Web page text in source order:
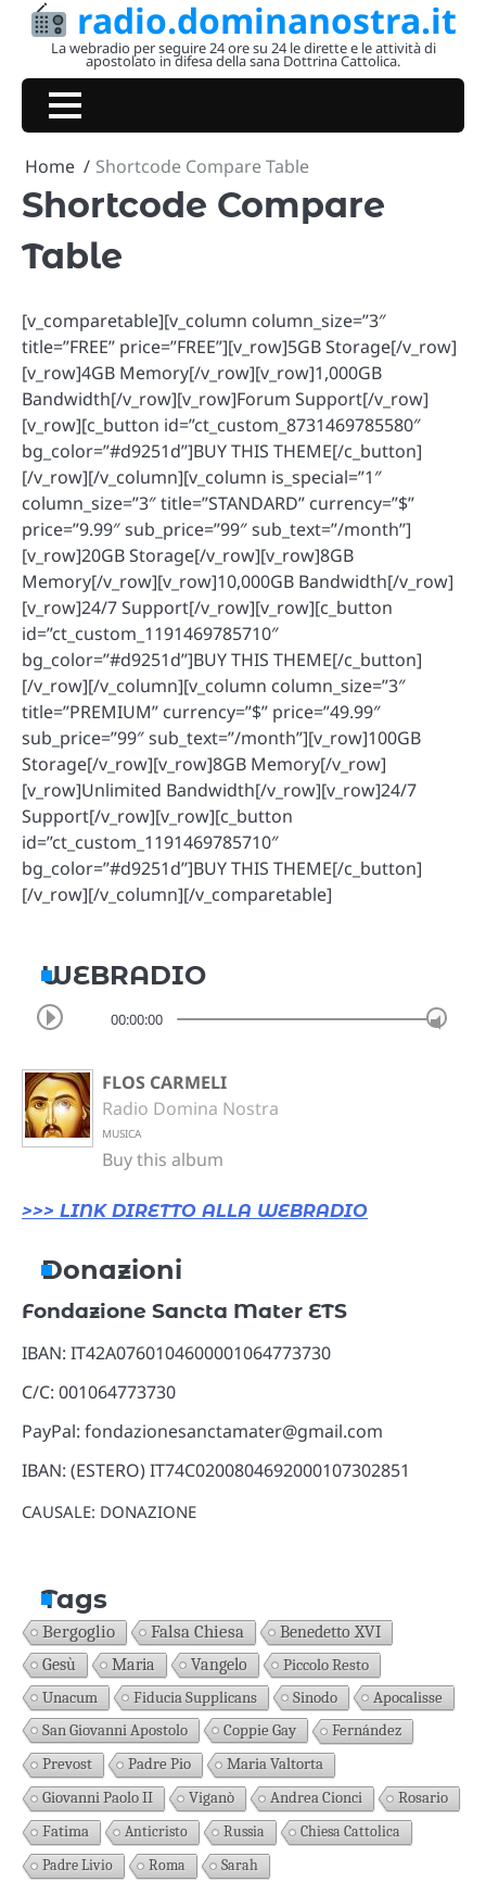
Skip
radio.dominanostra.it
La webradio per seguire 24 ore su 24 le dirette e le attività di
apostolato in difesa della sana Dottrina Cattolica.
Home Shortcode Compare Table
Shortcode Compare
Table
[v_comparetable][v_column column_size=”3″
title=”FREE” price=”FREE”][v_row]5GB Storage[/v_row]
[v_row]4GB Memory[/v_row][v_row]1,000GB
Bandwidth[/v_row][v_row]Forum Support[/v_row]
[v_row][c_button id=”ct_custom_8731469785580″
bg_color=”#d9251d”]BUY THIS THEME[/c_button]
[/v_row][/v_column][v_column is_special=”1″
column_size=”3″ title=”STANDARD” currency=”$”
price=”9.99″ sub_price=”99″ sub_text=”/month”]
[v_row]20GB Storage[/v_row][v_row]8GB
Memory[/v_row][v_row]10,000GB Bandwidth[/v_row]
[v_row]24/7 Support[/v_row][v_row][c_button
id=”ct_custom_1191469785710″
bg_color=”#d9251d”]BUY THIS THEME[/c_button]
[/v_row][/v_column][v_column column_size=”3″
title=”PREMIUM” currency=”$” price=”49.99″
sub_price=”99″ sub_text=”/month”][v_row]100GB
Storage[/v_row][v_row]8GB Memory[/v_row]
[v_row]Unlimited Bandwidth[/v_row][v_row]24/7
Support[/v_row][v_row][c_button
id=”ct_custom_1191469785710″
bg_color=”#d9251d”]BUY THIS THEME[/c_button]
[/v_row][/v_column][/v_comparetable]
WEBRADIO
00:00:00
FLOS CARMELI
Radio Domina Nostra
MUSICA
Buy this album
>>> LINK DIRETTO ALLA WEBRADIO
Donazioni
Fondazione Sancta Mater ETS
IBAN: IT42A0760104600001064773730
C/C: 001064773730
PayPal: fondazionesanctamater@gmail.com
IBAN: (ESTERO) IT74C0200804692000107302851
CAUSALE: DONAZIONE
Tags
Bergoglio Falsa Chiesa Benedetto XVI
Gesù Maria Vangelo
Piccolo Resto
Unacum
Fiducia Supplicans Sinodo
Apocalisse
San Giovanni Apostolo
Coppie Gay
Fernández
Prevost
Padre Pio
Maria Valtorta
Giovanni Paolo II
Viganò Andrea Cionci
Rosario
Fatima
Anticristo Russia
Chiesa Cattolica
Padre Livio
Roma Sarah